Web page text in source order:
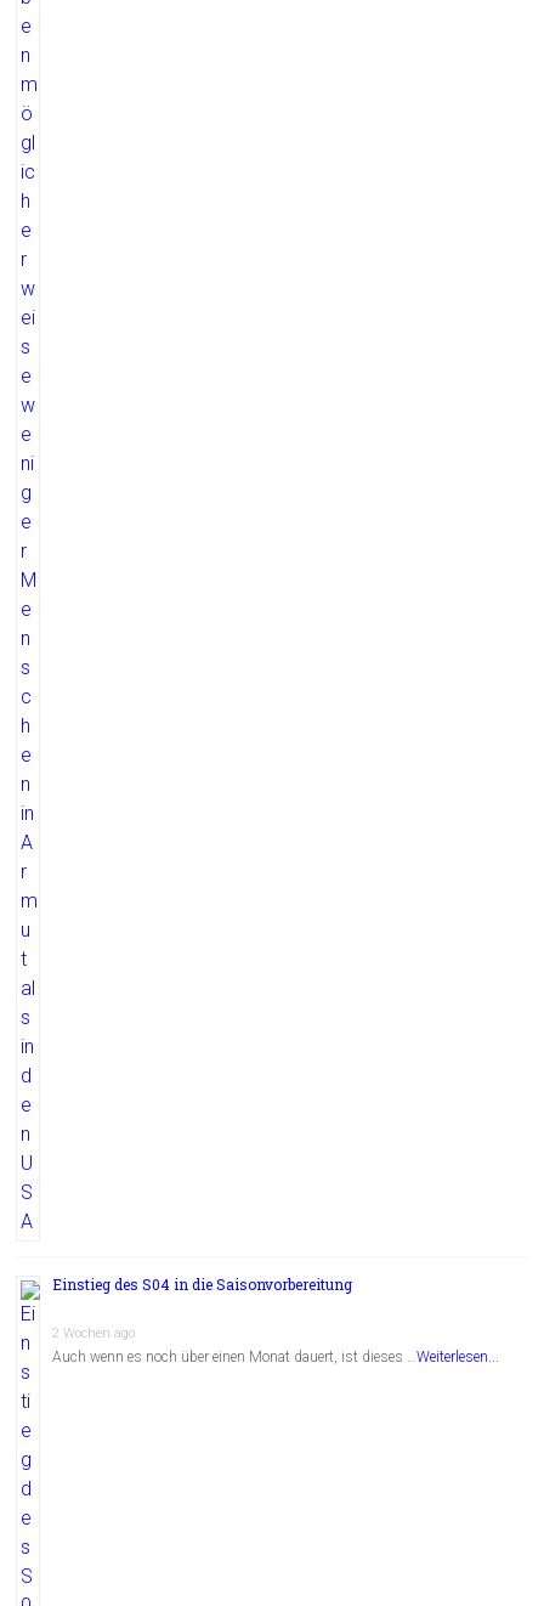
Einstieg des S04 in die Saisonvorbereitung
2 Wochen ago
Auch wenn es noch über einen Monat dauert, ist dieses …Weiterlesen...